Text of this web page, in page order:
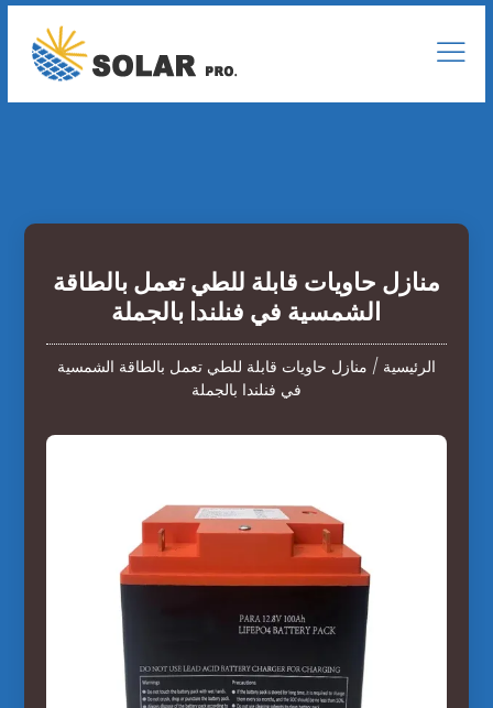
منازل حاويات قابلة للطي تعمل بالطاقة
الشمسية في فنلندا بالجملة
الرئيسية / منازل حاويات قابلة للطي تعمل بالطاقة الشمسية
في فنلندا بالجملة